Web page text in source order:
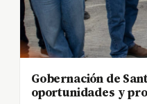
Gobernación de
oportunidades y